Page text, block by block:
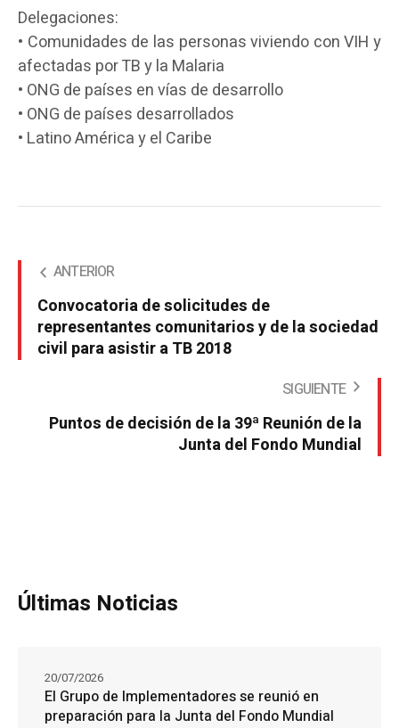
Delegaciones:
• Comunidades de las personas viviendo con VIH y
afectadas por TB y la Malaria
• ONG de países en vías de desarrollo
• ONG de países desarrollados
• Latino América y el Caribe
ANTERIOR
Convocatoria de solicitudes de
representantes comunitarios y de la sociedad
civil para asistir a TB 2018
SIGUIENTE
Puntos de decisión de la 39ª Reunión de la
Junta del Fondo Mundial
Últimas Noticias
El Grupo de Implementadores se reunió en
preparación para la Junta del Fondo Mundial
20/07/2026